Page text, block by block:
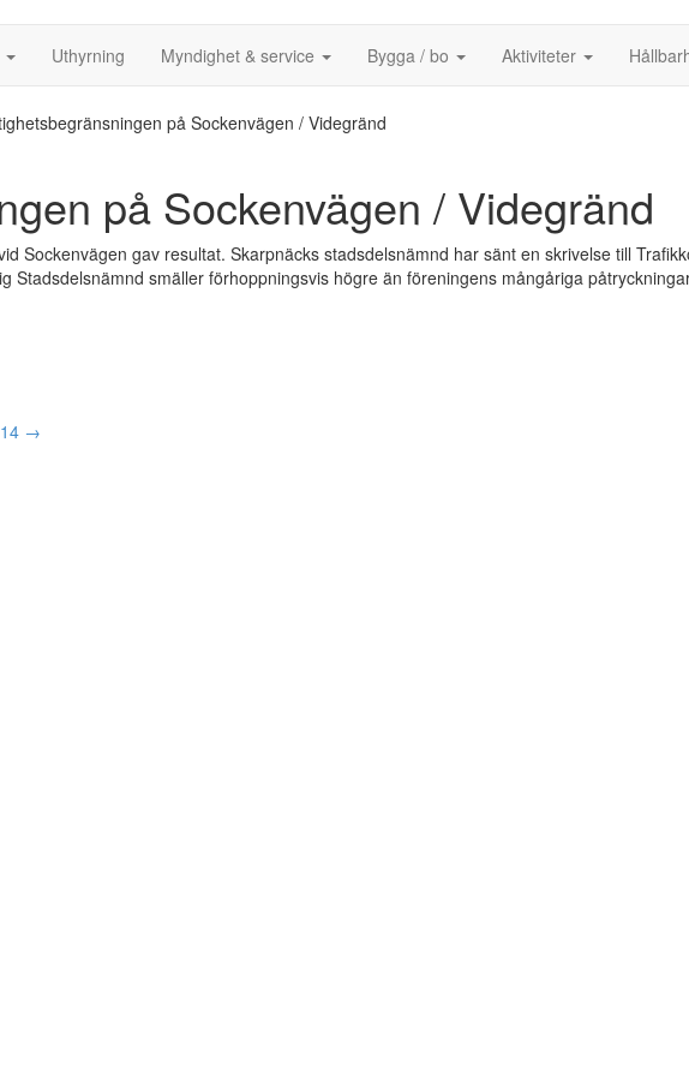
Uthyrning Myndighet & service Bygga / bo Aktiviteter
på Sockenvägen / Videgränd
på Sockenvägen / Videgränd
Sockenvägen gav resultat. Skarpnäcks stadsdelsnämnd har sänt en skrivelse till
Stadsdelsnämnd smäller förhoppningsvis högre än föreningens mångåriga
→